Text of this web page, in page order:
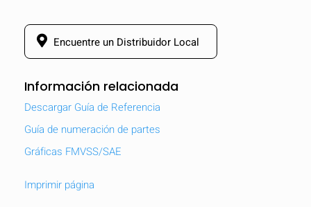
Encuentre un Distribuidor Local
Información relacionada
Descargar Guía de Referencia
Guía de numeración de partes
Gráficas FMVSS/SAE
Imprimir página